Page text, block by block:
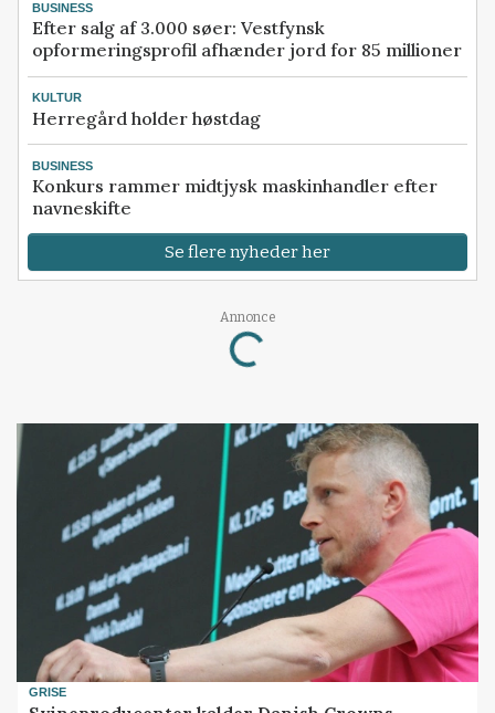
BUSINESS
Efter salg af 3.000 søer: Vestfynsk
opformeringsprofil afhænder jord for 85 millioner
KULTUR
Herregård holder høstdag
BUSINESS
Konkurs rammer midtjysk maskinhandler efter
navneskifte
Se flere nyheder her
Annonce
Loading...
GRISE